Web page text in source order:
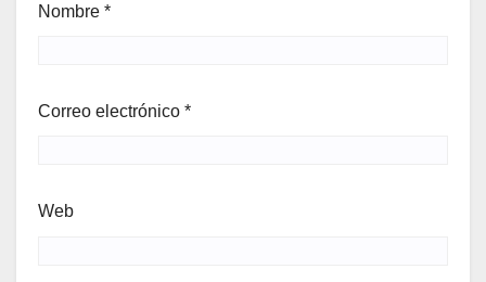
Nombre *
Correo electrónico *
Web